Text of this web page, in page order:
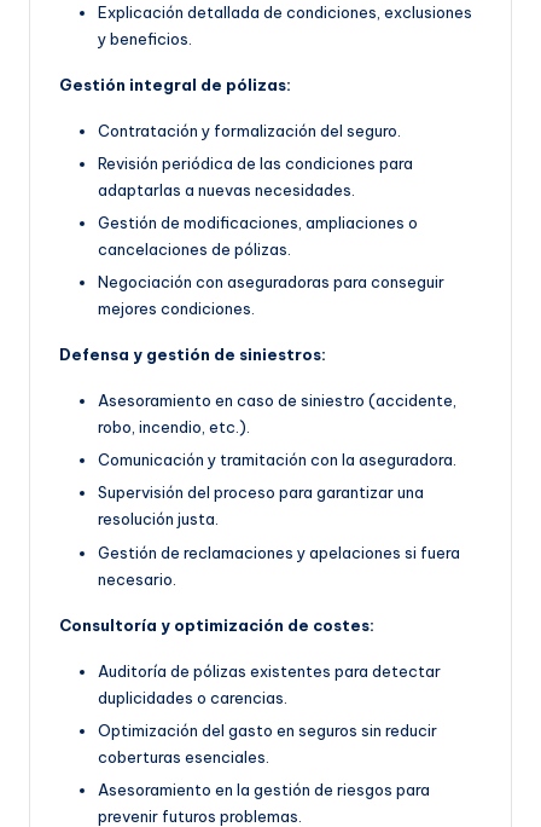
Explicación detallada de condiciones, exclusiones
y beneficios.
Gestión integral de pólizas:
Contratación y formalización del seguro.
Revisión periódica de las condiciones para
adaptarlas a nuevas necesidades.
Gestión de modificaciones, ampliaciones o
cancelaciones de pólizas.
Negociación con aseguradoras para conseguir
mejores condiciones.
Defensa y gestión de siniestros:
Asesoramiento en caso de siniestro (accidente,
robo, incendio, etc.).
Comunicación y tramitación con la aseguradora.
Supervisión del proceso para garantizar una
resolución justa.
Gestión de reclamaciones y apelaciones si fuera
necesario.
Consultoría y optimización de costes:
Auditoría de pólizas existentes para detectar
duplicidades o carencias.
Optimización del gasto en seguros sin reducir
coberturas esenciales.
Asesoramiento en la gestión de riesgos para
prevenir futuros problemas.